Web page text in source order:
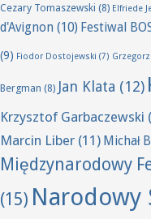
Cezary Tomaszewski (8) Elfriede
d'Avignon (10) Festiwal
(9) Fiodor Dostojewski (7) Grzegorz
Bergman (8) Jan Klata (12)
Krzysztof Garbaczewski
Marcin Liber (11) Michał
Międzynarodowy
(15) Narodowy